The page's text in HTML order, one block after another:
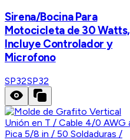
Sirena/Bocina Para
Motocicleta de 30 Watts,
Incluye Controlador y
Microfono
SP32SP32